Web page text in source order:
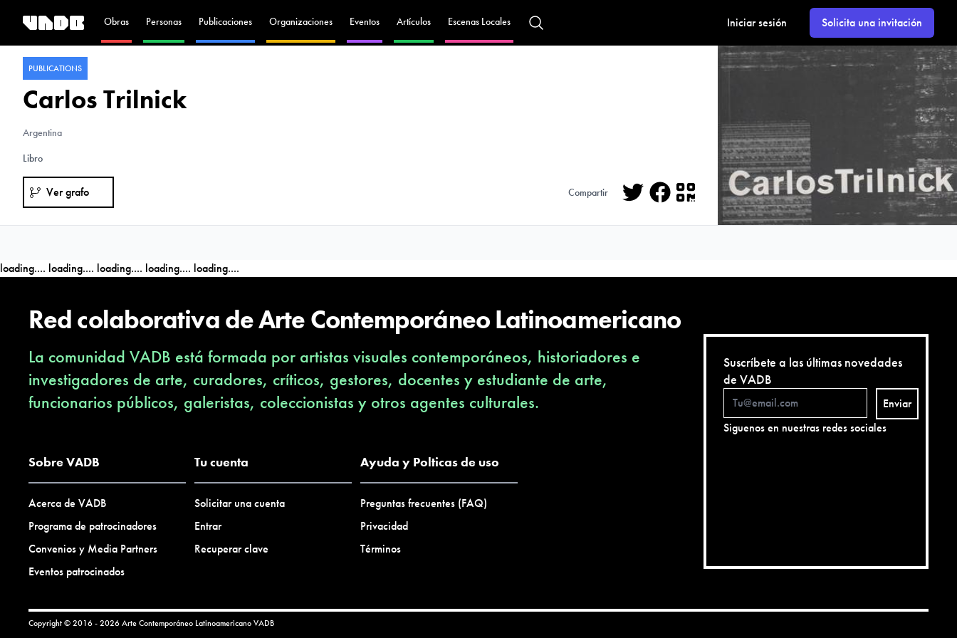
Obras Personas Publicaciones Organizaciones Eventos Artículos Escenas Locales Iniciar sesión Solicita una invitación
PUBLICATIONS
Carlos Trilnick
Argentina
Libro
Ver grafo Compartir
Facebook
loading.... loading.... loading.... loading.... loading....
Red colaborativa de Arte Contemporáneo Latinoamericano
La comunidad VADB está formada por artistas visuales contemporáneos, historiadores e
investigadores de arte, curadores, críticos, gestores, docentes y estudiante de arte,
funcionarios públicos, galeristas, coleccionistas y otros agentes culturales.
Sobre VADB
Acerca de VADB
Programa de patrocinadores
Convenios y Media Partners
Eventos patrocinados
Tu cuenta
Solicitar una cuenta
Entrar
Recuperar clave
Ayuda y Polticas de uso
Preguntas frecuentes (FAQ)
Privacidad
Términos
Suscríbete a las últimas novedades
de VADB
Enviar
Siguenos en nuestras redes sociales
Copyright © 2016 - 2026 Arte Contemporáneo LatinoamericanoVADB